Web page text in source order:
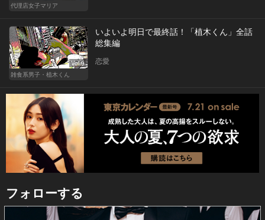
代理店女子マリア
Vol.9
雑食系男子・植木くん
いよいよ明日で最終話！「植木くん」全話
総集編
恋愛
フォローする